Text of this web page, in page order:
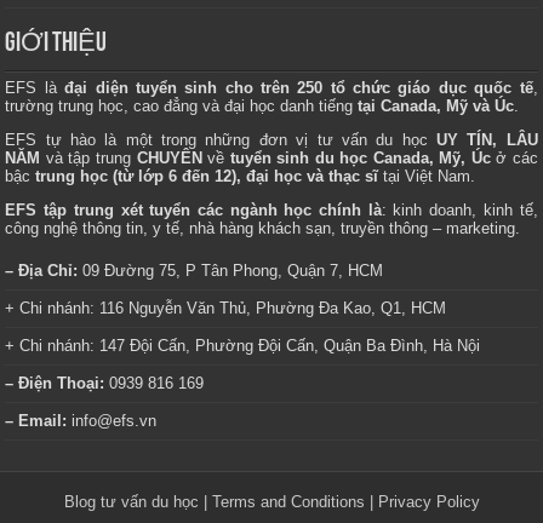
GIỚI THIỆU
EFS làđại diện tuyển sinh cho trên 250 tổ chức giáo dục quốc tế,
trường trung học, cao đẳng và đại học danh tiếng tại Canada, Mỹ và Úc.
EFS tự hào là một trong những đơn vị tư vấn du học UY TÍN, LÂU
NĂM và tập trung CHUYÊN về tuyển sinh du học Canada, Mỹ, Úcở các
bậctrung học (từ lớp 6 đến 12), đại học và thạc sĩtại Việt Nam.
EFS tập trung xét tuyển các ngành học chính là: kinh doanh, kinh tế,
công nghệ thông tin, y tế, nhà hàng khách sạn, truyền thông – marketing.
– Địa Chỉ: 09 Đường 75, P Tân Phong, Quận 7, HCM
+ Chi nhánh: 116 Nguyễn Văn Thủ, Phường Đa Kao, Q1, HCM
+ Chi nhánh: 147 Đội Cấn, Phường Đội Cấn, Quận Ba Đình, Hà Nội
– Điện Thoại: 0939 816 169
– Email: info@efs.vn
Blog tư vấn du học Terms and Conditions Privacy Policy